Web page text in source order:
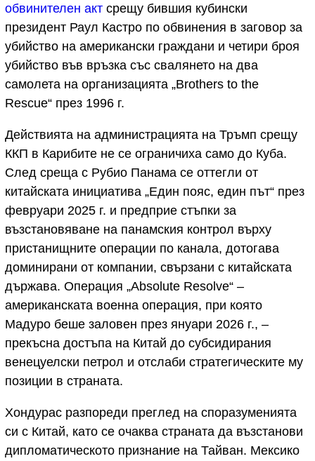
обвинителен акт срещу бившия кубински
президент Раул Кастро по обвинения в заговор за
убийство на американски граждани и четири броя
убийство във връзка със свалянето на два
самолета на организацията „Brothers to the
Rescue“ през 1996 г.
Действията на администрацията на Тръмп срещу
ККП в Карибите не се ограничиха само до Куба.
След среща с Рубио Панама се оттегли от
китайската инициатива „Един пояс, един път“ през
февруари 2025 г. и предприе стъпки за
възстановяване на панамския контрол върху
пристанищните операции по канала, дотогава
доминирани от компании, свързани с китайската
държава. Операция „Absolute Resolve“ –
американската военна операция, при която
Мадуро беше заловен през януари 2026 г., –
прекъсна достъпа на Китай до субсидирания
венецуелски петрол и отслаби стратегическите му
позиции в страната.
Хондурас разпореди преглед на споразуменията
си с Китай, като се очаква страната да възстанови
дипломатическото признание на Тайван. Мексико